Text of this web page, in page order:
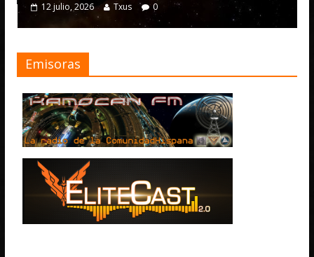
12 julio, 2026 Txus 0
Emisoras